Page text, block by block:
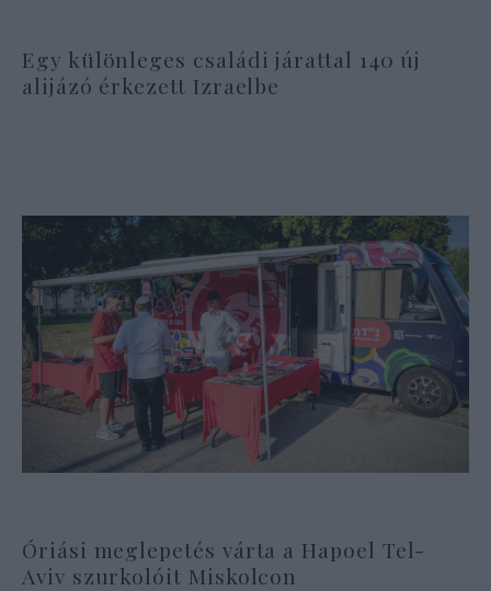
Egy különleges családi járattal 140 új
alijázó érkezett Izraelbe
Óriási meglepetés várta a Hapoel Tel-
Aviv szurkolóit Miskolcon